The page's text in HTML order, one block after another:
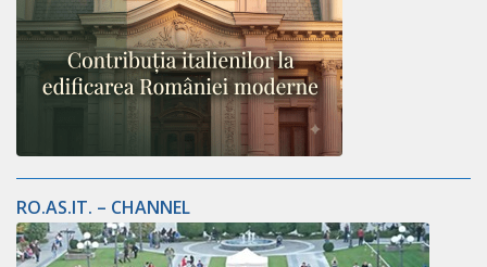
RO.AS.IT. – CHANNEL